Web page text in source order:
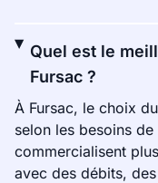
Quel est le
Fursac ?
À Fursac, le choix
selon les besoins
commercialisent
avec des débits,